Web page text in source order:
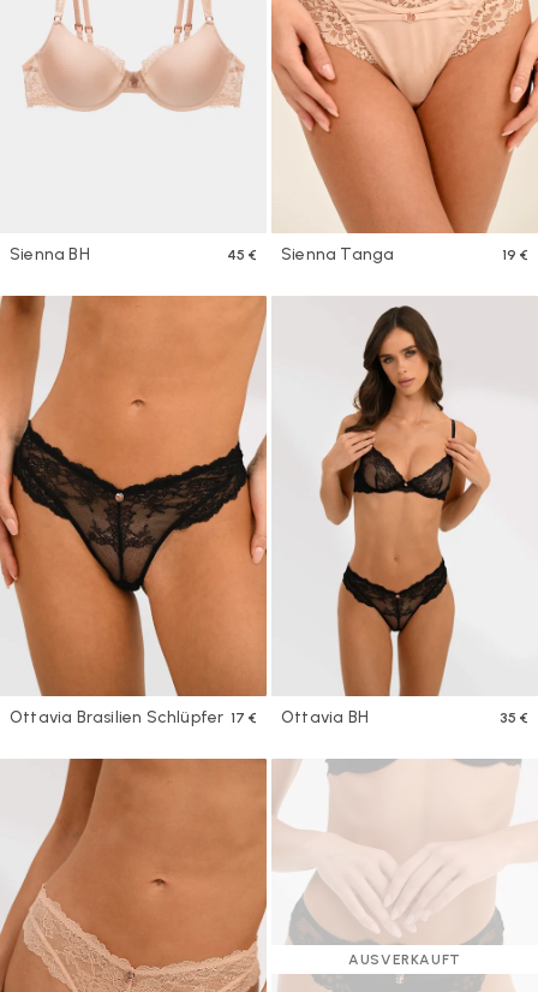
Sienna BH 45 € Sienna Tanga 19 €
Ottavia Brasilien Schlüpfer 17 € Ottavia BH 35 €
AUSVERKAUFT